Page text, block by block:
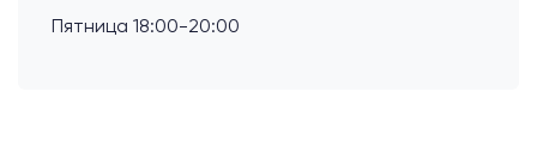
Пятница 18:00-20:00